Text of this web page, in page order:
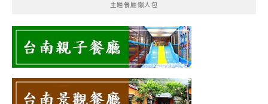
主題餐廳懶人包